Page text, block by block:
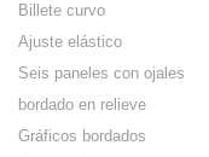
Billete curvo
Ajuste elástico
Seis paneles con ojales
bordado en relieve
Gráficos bordados